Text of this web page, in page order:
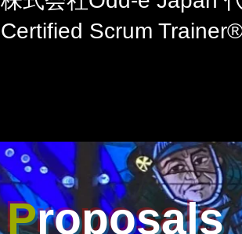
Certified Scrum Trainer®
Proposals